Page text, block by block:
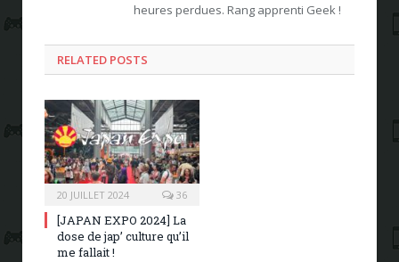
heures perdues. Rang apprenti Geek !
RELATED POSTS
20 JUILLET 2024 36
[JAPAN EXPO 2024] La
dose de jap’ culture qu’il
me fallait !